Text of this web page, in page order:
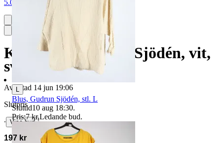
5.0
Klänning, Gudrun Sjödén, vit,
svart, stl. L.
Avslutad 14 jun 19:06
Slutpris
∙ Visa bud
197 kr
Blus, Gudrun Sjödén, stl. L
Sluttid10 aug 18:30.
Pris:7 kr,Ledande bud.